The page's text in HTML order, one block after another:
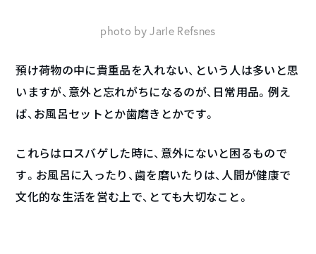
photo by Jarle Refsnes
預け荷物の中に貴重品を入れない、という人は多いと思
いますが、意外と忘れがちになるのが、日常用品。例え
ば、お風呂セットとか歯磨きとかです。
これらはロスバゲした時に、意外にないと困るもので
す。お風呂に入ったり、歯を磨いたりは、人間が健康で
文化的な生活を営む上で、とても大切なこと。